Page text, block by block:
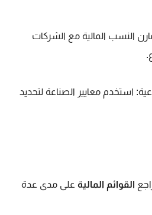
النسب المالية مع الشركات
استخدم معايير الصناعة لتحديد
القوائم المالية على مدى عدة